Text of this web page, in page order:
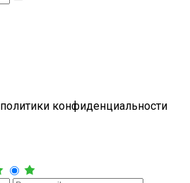
политики конфиденциальности